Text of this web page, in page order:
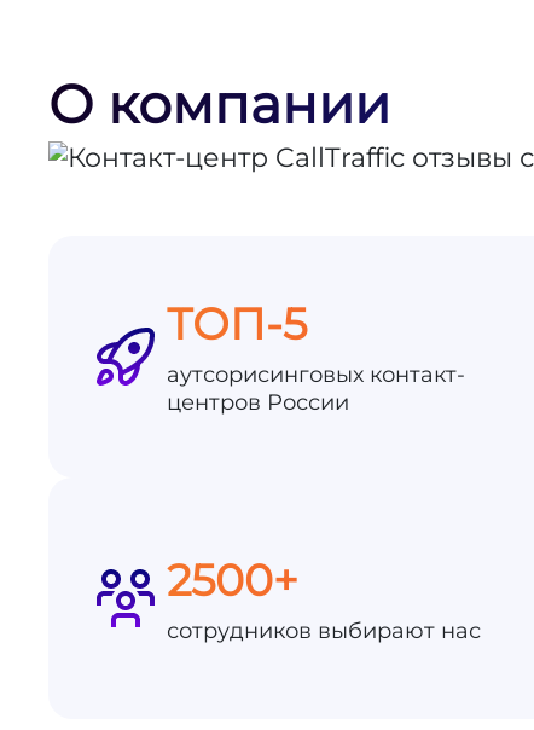
О компании
ТОП-5
аутсорисинговых контакт-
центров России
2500+
сотрудников выбирают нас